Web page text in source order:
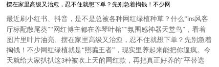
摆在家里高级又治愈，忍不住就想下单？先别急着掏钱！不少网
最近刷小红书、抖音，是不是总被各种网红绿植种草？什么“ins风客
厅标配散尾葵”“网红博主都在养琴叶榕”“氛围感神器天堂鸟”，看着
图片里叶片油亮、摆在家里高级又治愈，忍不住就想下单？先别急着
掏钱！不少网红绿植就是“照骗王者”，现实里养起来能把你逼疯。今
天就给大家扒扒这3种被吹上天的网红款，再把真正好养的“平替选